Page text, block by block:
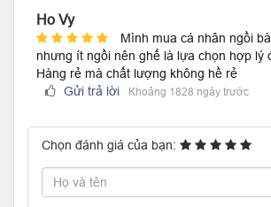
Ho Vy
Mình mua cá nhân ngồi
nhưng ít ngồi nên ghế là lựa chọn hợp lý
Hàng rẻ mà chất lượng không hề rẻ
Gửi trả lời
Khoảng 1828 ngày trước
Chọn đánh giá của bạn: